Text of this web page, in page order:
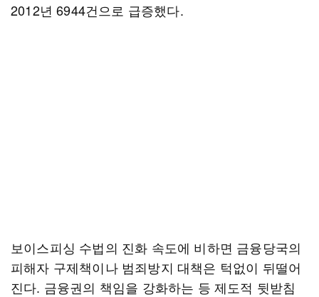
2012년 6944건으로 급증했다.
보이스피싱 수법의 진화 속도에 비하면 금융당국의
피해자 구제책이나 범죄방지 대책은 턱없이 뒤떨어
진다. 금융권의 책임을 강화하는 등 제도적 뒷받침